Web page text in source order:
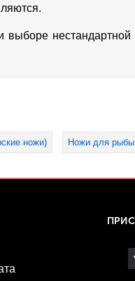
выборе
ножи) Ножи для рыбы